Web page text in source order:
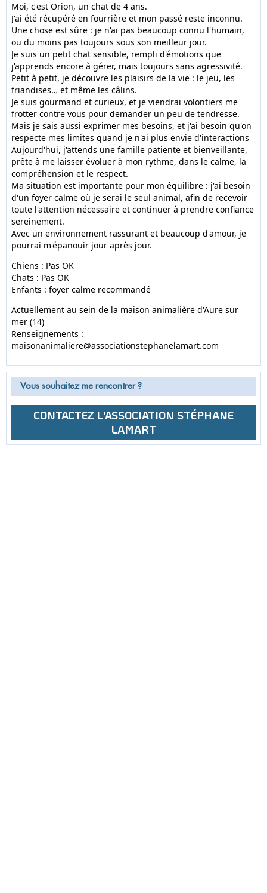
Moi, c'est Orion, un chat de 4 ans.
J'ai été récupéré en fourrière et mon passé reste inconnu.
Une chose est sûre : je n'ai pas beaucoup connu l'humain,
ou du moins pas toujours sous son meilleur jour.
Je suis un petit chat sensible, rempli d'émotions que
j'apprends encore à gérer, mais toujours sans agressivité.
Petit à petit, je découvre les plaisirs de la vie : le jeu, les
friandises… et même les câlins.
Je suis gourmand et curieux, et je viendrai volontiers me
frotter contre vous pour demander un peu de tendresse.
Mais je sais aussi exprimer mes besoins, et j'ai besoin qu'on
respecte mes limites quand je n'ai plus envie d'interactions
Aujourd'hui, j'attends une famille patiente et bienveillante,
prête à me laisser évoluer à mon rythme, dans le calme, la
compréhension et le respect.
Ma situation est importante pour mon équilibre : j'ai besoin
d'un foyer calme où je serai le seul animal, afin de recevoir
toute l'attention nécessaire et continuer à prendre confiance
sereinement.
Avec un environnement rassurant et beaucoup d'amour, je
pourrai m'épanouir jour après jour.
Chiens : Pas OK
Chats : Pas OK
Enfants : foyer calme recommandé
Actuellement au sein de la maison animalière d'Aure sur
mer (14)
Renseignements :
maisonanimaliere@associationstephanelamart.com
Vous souhaitez me rencontrer ?
CONTACTEZ L'ASSOCIATION STÉPHANE
LAMART